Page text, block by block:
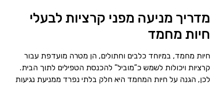
מדריך מניעה מפני קרציות לבעלי
חיות מחמד
חיות מחמד, במיוחד כלבים וחתולים, הן מטרה מועדפת עבור
קרציות ויכולות לשמש כ”מוביל” להכנסת הטפילים לתוך הבית.
לכן, הגנה על חיות המחמד היא חלק בלתי נפרד ממניעת נגיעות